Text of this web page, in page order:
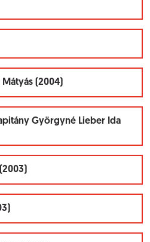
(2004)
Györgyné Lieber Ida